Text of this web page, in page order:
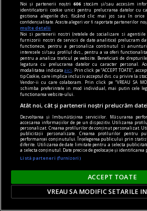
Vila lui Alexandru Arșinel de la
familie. Ce se vinde chiar la
La aproape patru ani de la
Arșinel, casa pe care regretatul
pe litoral a rămas în grija
este în continuare bine
detaliu apărut în această vară
a atras atenția localnicilor și
Noi și partenerii noștri606 stocăm și/sau accesăm
identificatorii cookie unici pentru prelucrarea datelor cu
gestiona alegerile dvs. făcând clic mai jos sau în
confidențialitate. Aceste alegeri vor fi raportate partenerilor
multe detalii
Noi si partenerii nostri (retelele de socializare si
furnizorii nostri de servicii de date analitice) prelucram
functioneze, pentru a personaliza continutul si
interesele si/sau profilul dvs., pentru a va oferi
pentru a analiza traficul pe website. Beneficiati de
legatura cu prelucrarea datelor cu caracter personal.
modalitatea indicataaici
. Prin click pe “ACCEPT TOATE”,
tip Cookie, care implica inclusiv acceptul dvs. cu privire la
Vendor-ii cu care colaboram. Prin click pe “VREAU SA
schimba preferintele in mod individual, mai putin cele
functionarea website-ului.
Atât noi, cât și partenerii noștri prelucrăm
Dezvoltarea și îmbunătățirea serviciilor. Măsurarea
accesarea informațiilor de pe un dispozitiv. Utilizarea
personalizat. Crearea profilurilor de conținut personalizat.
publicității personalizate. Crearea profilurilor pentru
performanței conținutului. Înțelegerea publicului prin
diferite. Utilizarea de date limitate pentru a selecta
a selecta conținutul. Date precise de geolocație și
Listă parteneri (furnizori)
ACCEPT TOATE
VREAU SA MODIFIC SETARILE